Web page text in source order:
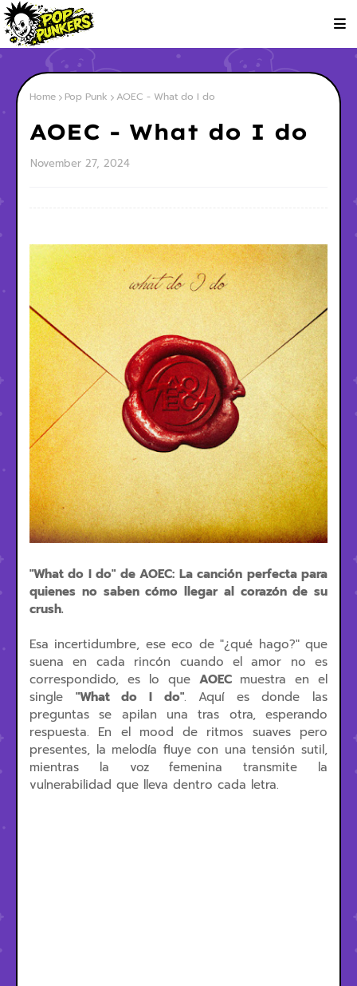
Home Pop Punk AOEC - What do I do
AOEC - What do I do
November 27, 2024
"What do I do" de AOEC: La canción perfecta para
quienes no saben cómo llegar al corazón de su
crush.
Esa incertidumbre, ese eco de "¿qué hago?" que
suena en cada rincón cuando el amor no es
correspondido, es lo que AOEC muestra en el
single "What do I do". Aquí es donde las
preguntas se apilan una tras otra, esperando
respuesta. En el mood de ritmos suaves pero
presentes, la melodía fluye con una tensión sutil,
mientras la voz femenina transmite la
vulnerabilidad que lleva dentro cada letra.